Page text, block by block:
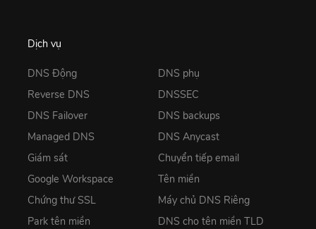
Dịch vụ
DNS Động
Reverse DNS
DNS Failover
Managed DNS
Giám sát
Google Workspace
Chứng thư SSL
Park tên miền
DNS phụ
DNSSEC
DNS backups
DNS Anycast
Chuyển tiếp email
Tên miền
Máy chủ DNS Riêng
DNS cho tên miền TLD